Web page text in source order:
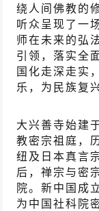
绕人间佛教的
听众呈现了一
师在未来的弘
引领，落实全
国化走深走实
乐，为民族复
大兴善寺始建
教密宗祖庭，
纽及日本真言
后，禅宗与密
院。新中国成
为中国社科院